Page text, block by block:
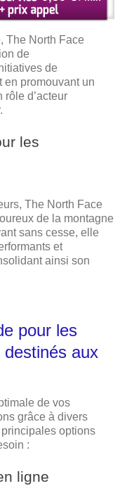
The North Face
de
de
en promouvant un
rôle d’acteur
les
The North Face
de la montagne
sans cesse, elle
et
ainsi son
pour les
aux
de vos
grâce à divers
options
:
ligne